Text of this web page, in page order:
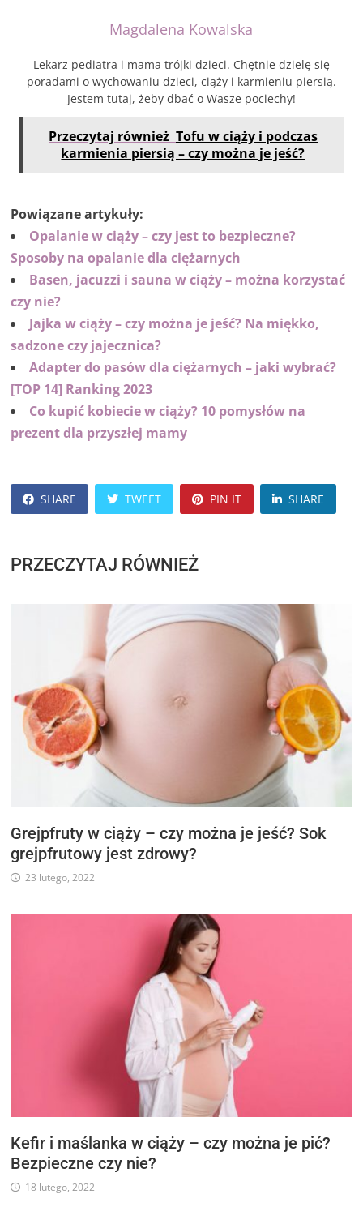
Magdalena Kowalska
Lekarz pediatra i mama trójki dzieci. Chętnie dzielę się
poradami o wychowaniu dzieci, ciąży i karmieniu piersią.
Jestem tutaj, żeby dbać o Wasze pociechy!
Przeczytaj również Tofu w ciąży i podczas
karmienia piersią – czy można je jeść?
Powiązane artykuły:
Opalanie w ciąży – czy jest to bezpieczne?
Sposoby na opalanie dla ciężarnych
Basen, jacuzzi i sauna w ciąży – można korzystać
czy nie?
Jajka w ciąży – czy można je jeść? Na miękko,
sadzone czy jajecznica?
Adapter do pasów dla ciężarnych – jaki wybrać?
[TOP 14] Ranking 2023
Co kupić kobiecie w ciąży? 10 pomysłów na
prezent dla przyszłej mamy
SHARE TWEET PIN IT SHARE
PRZECZYTAJ RÓWNIEŻ
Grejpfruty w ciąży – czy można je jeść? Sok
grejpfrutowy jest zdrowy?
23 lutego, 2022
Kefir i maślanka w ciąży – czy można je pić?
Bezpieczne czy nie?
18 lutego, 2022